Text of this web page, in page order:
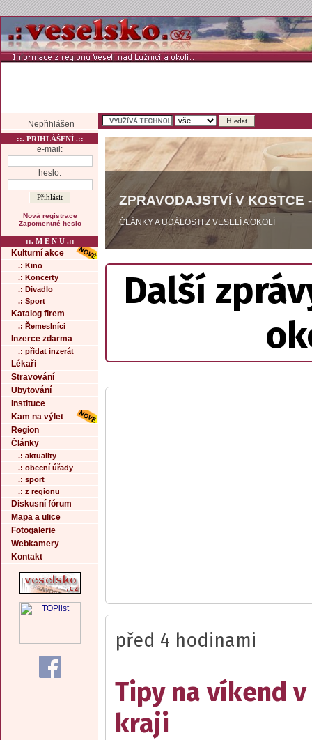
Nepřihlášen
::. PRIHLÁŠENÍ .::
e-mail:
heslo:
Nová registrace
Zapomenuté heslo
::. M E N U .::
Kulturní akce
.: Kino
.: Koncerty
.: Divadlo
.: Sport
Katalog firem
.: Řemeslníci
Inzerce zdarma
.: přidat inzerát
Lékaři
Stravování
Ubytování
Instituce
Kam na výlet
Region
Články
.: aktuality
.: obecní úřady
.: sport
.: z regionu
Diskusní fórum
Mapa a ulice
Fotogalerie
Webkamery
Kontakt
ZPRAVODAJSTVÍ V KOSTCE
ČLÁNKY A UDÁLOSTI Z VESELÍ A OKOLÍ
Další
před 4 hodinami
Tipy na víkend
kraji